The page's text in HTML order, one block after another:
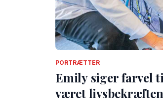
PORTRÆTTER
Emily siger farvel
været